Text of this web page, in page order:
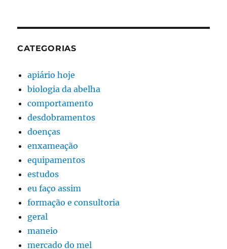
CATEGORIAS
apiário hoje
biologia da abelha
comportamento
desdobramentos
doenças
enxameação
equipamentos
estudos
eu faço assim
formação e consultoria
geral
maneio
mercado do mel